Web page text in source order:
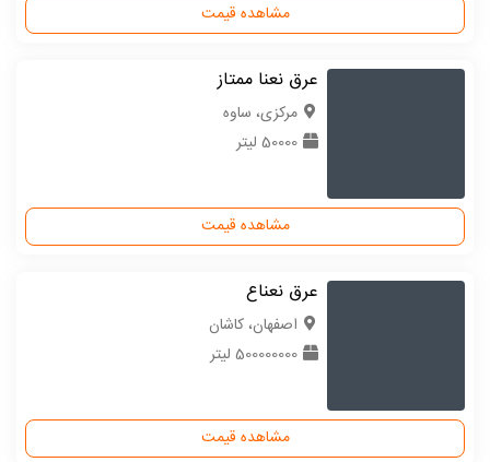
مشاهده قیمت
عرق نعنا ممتاز
مركزی، ساوه
50000 لیتر
مشاهده قیمت
عرق نعناع
اصفهان، کاشان
500000000 لیتر
مشاهده قیمت